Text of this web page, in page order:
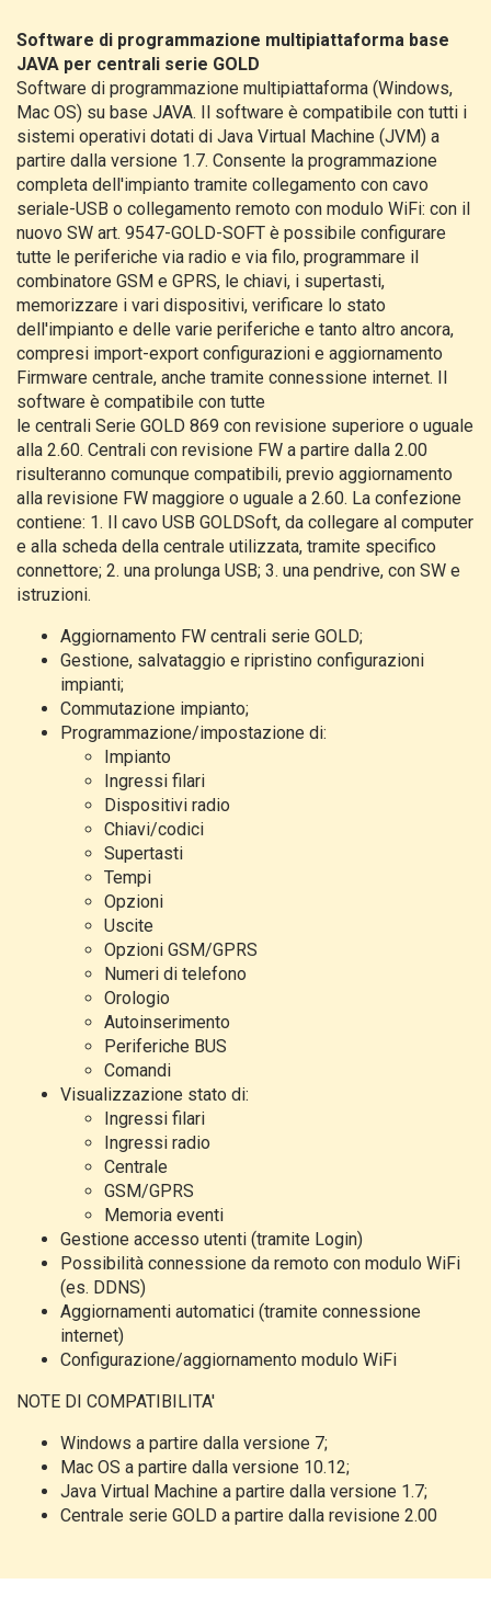
Software di programmazione multipiattaforma base
JAVA per centrali serie GOLD
Software di programmazione multipiattaforma (Windows,
Mac OS) su base JAVA. Il software è compatibile con tutti i
sistemi operativi dotati di Java Virtual Machine (JVM) a
partire dalla versione 1.7. Consente la programmazione
completa dell'impianto tramite collegamento con cavo
seriale-USB o collegamento remoto con modulo WiFi: con il
nuovo SW art. 9547-GOLD-SOFT è possibile configurare
tutte le periferiche via radio e via filo, programmare il
combinatore GSM e GPRS, le chiavi, i supertasti,
memorizzare i vari dispositivi, verificare lo stato
dell'impianto e delle varie periferiche e tanto altro ancora,
compresi import-export configurazioni e aggiornamento
Firmware centrale, anche tramite connessione internet. Il
software è compatibile con tutte
le centrali Serie GOLD 869 con revisione superiore o uguale
alla 2.60. Centrali con revisione FW a partire dalla 2.00
risulteranno comunque compatibili, previo aggiornamento
alla revisione FW maggiore o uguale a 2.60. La confezione
contiene: 1. Il cavo USB GOLDSoft, da collegare al computer
e alla scheda della centrale utilizzata, tramite specifico
connettore; 2. una prolunga USB; 3. una pendrive, con SW e
istruzioni.
Aggiornamento FW centrali serie GOLD;
Gestione, salvataggio e ripristino configurazioni
impianti;
Commutazione impianto;
Programmazione/impostazione di:
Impianto
Ingressi filari
Dispositivi radio
Chiavi/codici
Supertasti
Tempi
Opzioni
Uscite
Opzioni GSM/GPRS
Numeri di telefono
Orologio
Autoinserimento
Periferiche BUS
Comandi
Visualizzazione stato di:
Ingressi filari
Ingressi radio
Centrale
GSM/GPRS
Memoria eventi
Gestione accesso utenti (tramite Login)
Possibilità connessione da remoto con modulo WiFi
(es. DDNS)
Aggiornamenti automatici (tramite connessione
internet)
Configurazione/aggiornamento modulo WiFi
NOTE DI COMPATIBILITA'
Windows a partire dalla versione 7;
Mac OS a partire dalla versione 10.12;
Java Virtual Machine a partire dalla versione 1.7;
Centrale serie GOLD a partire dalla revisione 2.00